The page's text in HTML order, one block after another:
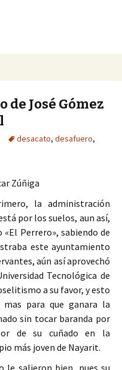
José Gómez
desacato, desafuero,
Zúñiga
la administración
por los suelos, aun así,
Perrero», sabiendo de
este ayuntamiento
aún así aprovechó
Tecnológica de
a su favor, y esto
para que ganara la
sin tocar baranda por
de su cuñado en la
más joven de Nayarit.
le salieron bien, pues su